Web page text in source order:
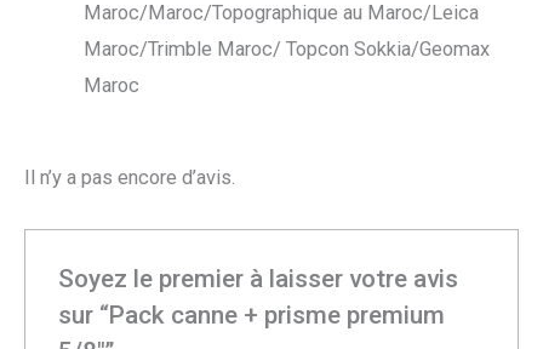
Maroc/Maroc/Topographique au Maroc/Leica
Maroc/Trimble Maroc/ Topcon Sokkia/Geomax
Maroc
Il n’y a pas encore d’avis.
Soyez le premier à laisser votre avis
sur “Pack canne + prisme premium